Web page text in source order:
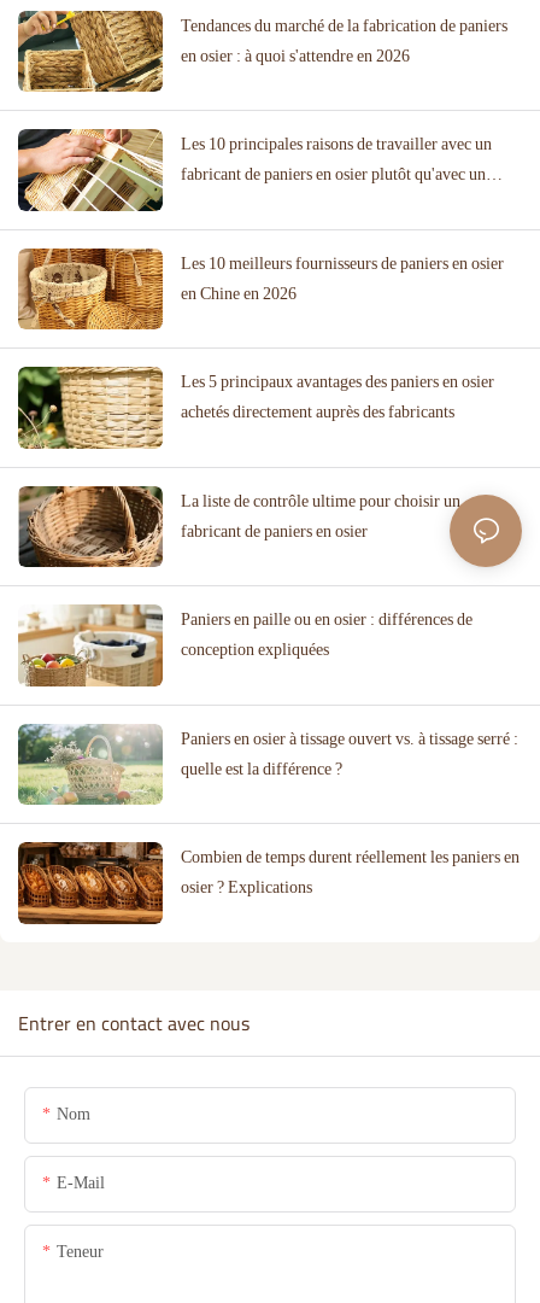
Tendances du marché de la fabrication de paniers
en osier : à quoi s'attendre en 2026
Les 10 principales raisons de travailler avec un
fabricant de paniers en osier plutôt qu'avec un
Les 10 meilleurs fournisseurs de paniers en osier
en Chine en 2026
Les 5 principaux avantages des paniers en osier
achetés directement auprès des fabricants
La liste de contrôle ultime pour choisir un
fabricant de paniers en osier
Paniers en paille ou en osier : différences de
conception expliquées
Paniers en osier à tissage ouvert vs. à tissage serré :
quelle est la différence ?
Combien de temps durent réellement les paniers en
osier ? Explications
Entrer en contact avec nous
Nom
E-Mail
Teneur